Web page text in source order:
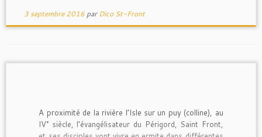
3 septembre 2016 parDico St-Front
A proximité de la rivière l’Isle sur un puy (colline), au
IV° siècle, l’évangélisateur du Périgord, Saint Front,